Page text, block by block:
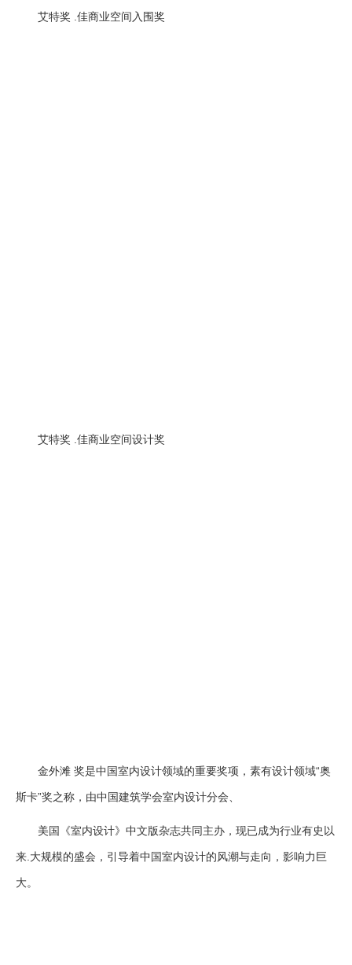
艾特奖 .佳商业空间入围奖
艾特奖 .佳商业空间设计奖
金外滩 奖是中国室内设计领域的重要奖项，素有设计领域“奥
斯卡”奖之称，由中国建筑学会室内设计分会、
美国《室内设计》中文版杂志共同主办，现已成为行业有史以
来.大规模的盛会，引导着中国室内设计的风潮与走向，影响力巨
大。